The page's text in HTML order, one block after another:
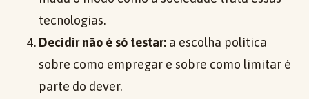
tecnologias.
Decidir não é só testar: a escolha política
sobre como empregar e sobre como limitar é
parte do dever.